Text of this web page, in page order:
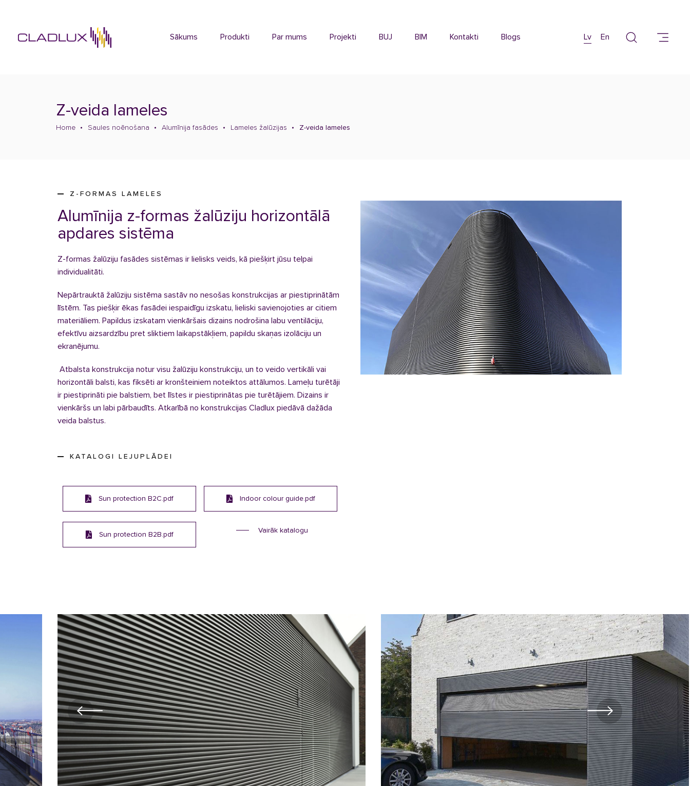
Sākums Produkti Par mums Projekti BUJ BIM Kontakti Blogs Lv En
Z-veida lameles
Home Saules noēnošana Alumīnija fasādes Lameles žalūzijas Z-veida lameles
Z-FORMAS LAMELES
Alumīnija z-formas žalūziju horizontālā
apdares sistēma
Z-formas žalūziju fasādes sistēmas ir lielisks veids, kā piešķirt jūsu telpai
individualitāti.
Nepārtrauktā žalūziju sistēma sastāv no nesošas konstrukcijas ar piestiprinātām
līstēm. Tas piešķir ēkas fasādei iespaidīgu izskatu, lieliski savienojoties ar citiem
materiāliem. Papildus izskatam vienkāršais dizains nodrošina labu ventilāciju,
efektīvu aizsardzību pret sliktiem laikapstākļiem, papildu skaņas izolāciju un
ekranējumu.
Atbalsta konstrukcija notur visu žalūziju konstrukciju, un to veido vertikāli vai
horizontāli balsti, kas fiksēti ar kronšteiniem noteiktos attālumos. Lameļu turētāji
ir piestiprināti pie balstiem, bet līstes ir piestiprinātas pie turētājiem. Dizains ir
vienkāršs un labi pārbaudīts. Atkarībā no konstrukcijas Cladlux piedāvā dažāda
veida balstus.
KATALOGI LEJUPLĀDEI
Sun protection B2C.pdf
Sun protection B2B.pdf
Indoor colour guide.pdf
Vairāk katalogu